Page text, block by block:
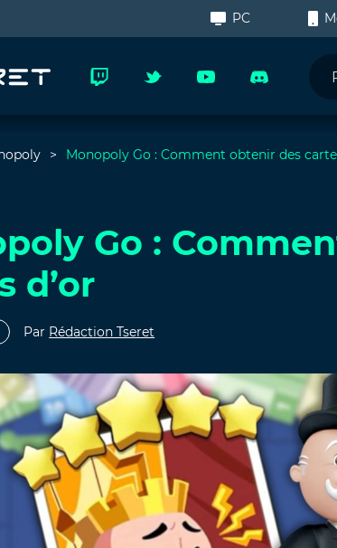
PC
Monopoly Go : Comment obtenir des
Go :
d’or
Par Rédaction Tseret